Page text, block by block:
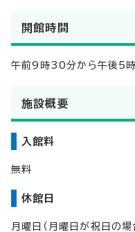
開館時間
午前9時30分から午後5
施設概要
入館料
無料
休館日
月曜日（月曜日が祝日の場